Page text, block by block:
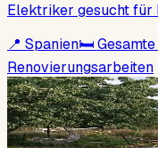
Elektriker gesucht für
📍 Spanien🛏
Renovierungsarbeiten